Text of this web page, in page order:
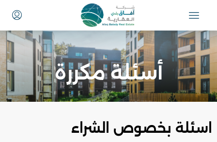
أسئلة مكررة
اسئلة بخصوص الشراء